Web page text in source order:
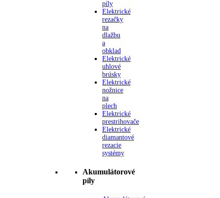
píly
Elektrické
rezačky
na
dlažbu
a
obklad
Elektrické
uhlové
brúsky
Elektrické
nožnice
na
plech
Elektrické
prestrihovače
Elektrické
diamantové
rezacie
systémy
Akumulátorové
píly